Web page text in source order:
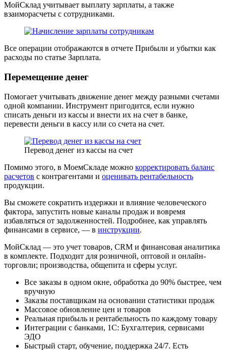
МойСклад учитывает выплату зарплаты, а также
взаиморасчеты с сотрудниками.
Все операции отображаются в отчете Прибыли и убытки как
расходы по статье Зарплата.
Перемещение денег
Помогает учитывать движение денег между разными счетами
одной компании. Инструмент пригодится, если нужно
списать деньги из кассы и внести их на счет в банке,
перевести деньги в кассу или со счета на счет.
Перевод денег из кассы на счет
Помимо этого, в МоемСкладе можно корректировать баланс
расчетов с контрагентами и оценивать рентабельность
продукции.
Вы сможете сократить издержки и влияние человеческого
фактора, запустить новые каналы продаж и вовремя
избавляться от задолженностей. Подробнее, как управлять
финансами в сервисе, — в инструкции.
МойСклад — это учет товаров, CRM и финансовая аналитика
в комплекте. Подходит для розничной, оптовой и онлайн-
торговли; производства, общепита и сферы услуг.
Все заказы в одном окне, обработка до 90% быстрее, чем
вручную
Заказы поставщикам на основании статистики продаж
Массовое обновление цен и товаров
Реальная прибыль и рентабельность по каждому товару
Интеграции с банками, 1С: Бухгалтерия, сервисами
ЭДО
Быстрый старт, обучение, поддержка 24/7. Есть